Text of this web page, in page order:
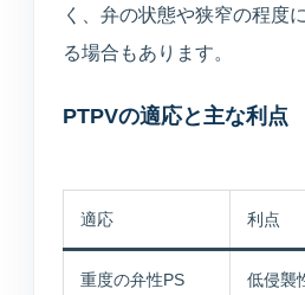
く、弁の状態や狭窄の程度
る場合もあります。
PTPVの適応と主な利点
適応 利点
重度の弁性PS 低侵襲
療時間、美容の問い合わ
目安をご案内できます。
内情報だけを使って回答します
予約ページはどこ？ 今やってる